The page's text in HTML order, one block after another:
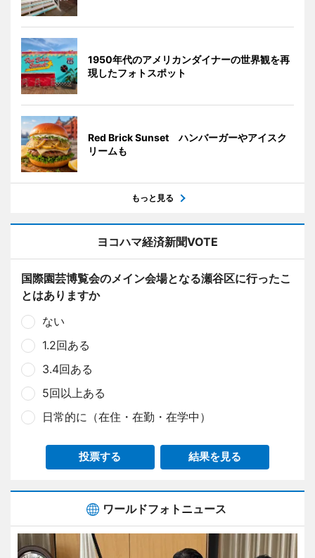
1950年代のアメリカンダイナーの世界観を再
現したフォトスポット
Red Brick Sunset ハンバーガーやアイスク
リームも
もっと見る
ヨコハマ経済新聞VOTE
国際園芸博覧会のメイン会場となる瀬谷区に行ったこ
とはありますか
ない
1.2回ある
3.4回ある
5回以上ある
日常的に（在住・在勤・在学中）
投票する 結果を見る
ワールドフォトニュース